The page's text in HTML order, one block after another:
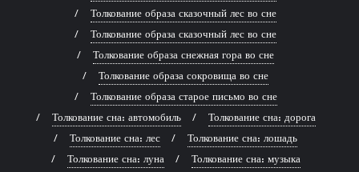
Толкование образа сказочный лес во сне
Толкование образа сказочный лес во сне
Толкование образа снежная гора во сне
Толкование образа сокровища во сне
Толкование образа старое письмо во сне
Толкование сна: автомобиль
Толкование сна: дорога
Толкование сна: лес
Толкование сна: лошадь
Толкование сна: луна
Толкование сна: музыка